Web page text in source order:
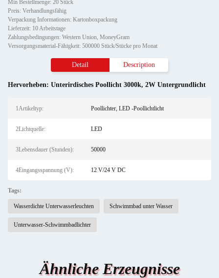
Min Bestellmenge: 20 Stück
Preis: Verhandlungsfähig
Verpackung Informationen: Kartonboxpackung
Lieferzeit: 10 Arbeitstage
Zahlungsbedingungen: Western Union, MoneyGram
Versorgungsmaterial-Fähigkeit: 500000 Stück/Stücke pro Monat
Detail Description
Hervorheben: Unterirdisches Poollicht 3000k, 2W Untergrundlicht
1Artikeltyp: Poollichter, LED -Poollichtlicht
2Lichtquelle: LED
3Lebensdauer (Stunden): 50000
4Eingangsspannung (V): 12 V/24 V DC
Tags:
Wasserdichte Unterwasserleuchten Schwimmbad unter Wasser
Unterwasser-Schwimmbadlichter
Ähnliche Erzeugnisse